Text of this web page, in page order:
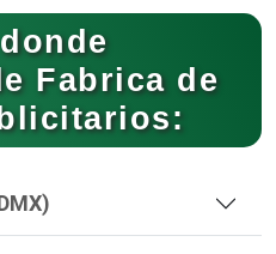
Fabrica de